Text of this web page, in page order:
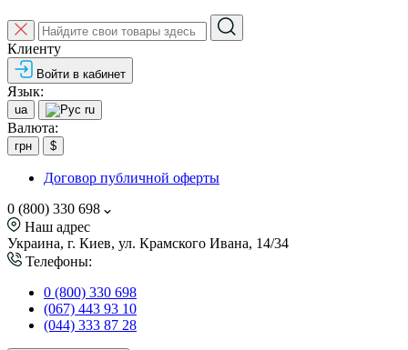
Клиенту
Войти в кабинет
Язык:
ua ru
Валюта:
грн $
Договор публичной оферты
0 (800) 330 698
Наш адрес
Украина, г. Киев, ул. Крамского Ивана, 14/34
Телефоны:
0 (800) 330 698
(067) 443 93 10
(044) 333 87 28